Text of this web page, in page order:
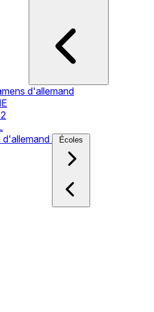
d'allemand
Écoles